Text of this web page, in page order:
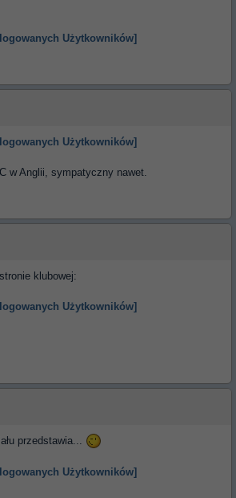
Użytkowników]
Użytkowników]
w Anglii, sympatyczny nawet.
klubowej:
Użytkowników]
przedstawia...
Użytkowników]